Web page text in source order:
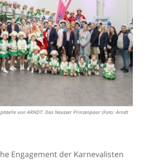
von ARNDT: Das Neusser Prinzenpaar (Foto: Arndt
Engagement der Karnevalisten